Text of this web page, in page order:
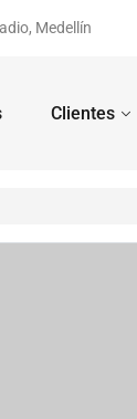
Medellín
Clientes